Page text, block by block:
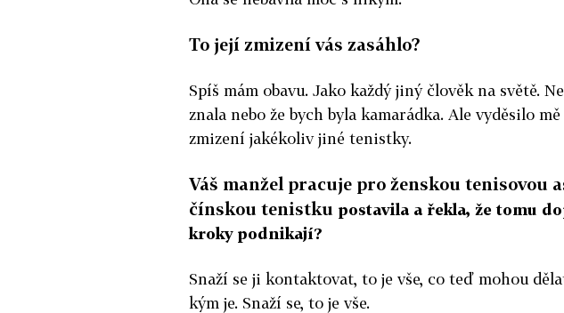
To její zmizení vás zasáhlo?
Spíš mám obavu. Jako každý jiný člověk na světě.
znala nebo že bych byla kamarádka. Ale vyděsilo
zmizení jakékoliv jiné tenistky.
Váš manžel pracuje pro ženskou tenisovou
čínskou tenistku postavila a řekla, že tomu
kroky podnikají?
Snaží se ji kontaktovat, to je vše, co teď mohou
kým je. Snaží se, to je vše.